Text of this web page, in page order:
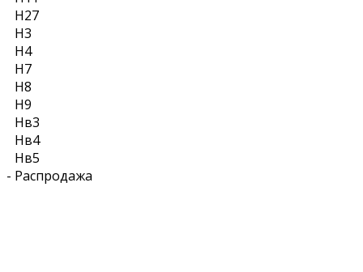
-
Н27
Н3
Н4
Н7
Н8
Н9
Нв3
Нв4
Нв5
Распродажа